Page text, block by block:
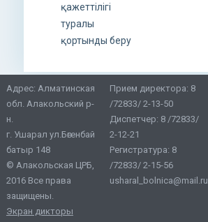
қажеттілігі
туралы
қортынды беру
Адрес: Алматинская
обл. Алакольский р-
н.
г. Ушарал ул.Бөгенбай
батыр 148
© Алакольская ЦРБ,
2016 Все права
защищены.
Экран дикторы
Прием директора: 8
/72833/ 2-13-50
Диспетчер: 8 /72833/
2-12-21
Регистратура: 8
/72833/ 2-15-56
usharal_bolnica@mail.ru